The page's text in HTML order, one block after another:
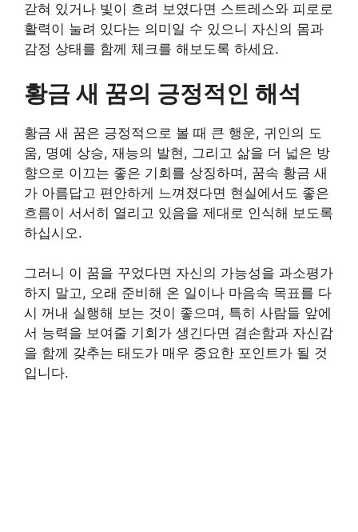
갇혀 있거나 빛이 흐려 보였다면 스트레스와 피로로
활력이 눌려 있다는 의미일 수 있으니 자신의 몸과
감정 상태를 함께 체크를 해보도록 하세요.
황금 새 꿈의 긍정적인 해석
황금 새 꿈은 긍정적으로 볼 때 큰 행운, 귀인의 도
움, 명예 상승, 재능의 발현, 그리고 삶을 더 넓은 방
향으로 이끄는 좋은 기회를 상징하며, 꿈속 황금 새
가 아름답고 편안하게 느껴졌다면 현실에서도 좋은
흐름이 서서히 열리고 있음을 제대로 인식해 보도록
하십시오.
그러니 이 꿈을 꾸었다면 자신의 가능성을 과소평가
하지 말고, 오래 준비해 온 일이나 마음속 목표를 다
시 꺼내 실행해 보는 것이 좋으며, 특히 사람들 앞에
서 능력을 보여줄 기회가 생긴다면 겸손함과 자신감
을 함께 갖추는 태도가 매우 중요한 포인트가 될 것
입니다.